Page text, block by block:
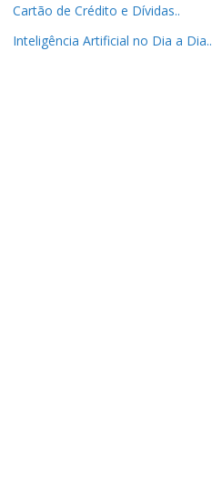
Cartão de Crédito e Dívidas..
Inteligência Artificial no Dia a Dia..